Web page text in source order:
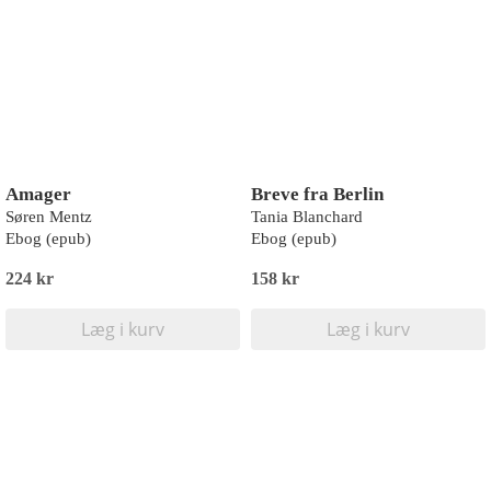
Amager
Søren Mentz
Ebog (epub)
224 kr
Læg i kurv
Breve fra Berlin
Tania Blanchard
Ebog (epub)
158 kr
Læg i kurv